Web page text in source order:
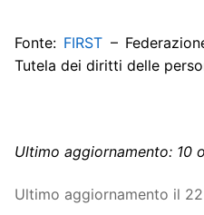
Fonte: FIRST –
Tutela dei diritti delle
Ultimo aggiornamento: 10
Ultimo aggiornamento il